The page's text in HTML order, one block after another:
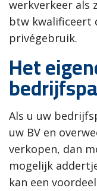
werkverkeer als
btw kwalificeert
privégebruik.
Het
Als u uw
uw BV en
verkopen, dan
mogelijk
kan een